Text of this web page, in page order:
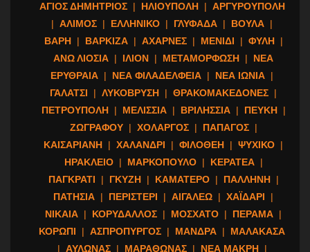
ΑΓΙΟΣ ΔΗΜΗΤΡΙΟΣ | ΗΛΙΟΥΠΟΛΗ | ΑΡΓΥΡΟΥΠΟΛΗ
| ΑΛΙΜΟΣ | ΕΛΛΗΝΙΚΟ | ΓΛΥΦΑΔΑ | ΒΟΥΛΑ |
ΒΑΡΗ | ΒΑΡΚΙΖΑ | ΑΧΑΡΝΕΣ | ΜΕΝΙΔΙ | ΦΥΛΗ |
ΑΝΩ ΛΙΟΣΙΑ | ΙΛΙΟΝ | ΜΕΤΑΜΟΡΦΩΣΗ |
ΝΕΑ
ΕΡΥΘΡΑΙΑ | ΝΕΑ ΦΙΛΑΔΕΛΦΕΙΑ | ΝΕΑ ΙΩΝΙΑ |
ΓΑΛΑΤΣΙ
| ΛΥΚΟΒΡΥΣΗ | ΘΡΑΚΟΜΑΚΕΔΟΝΕΣ |
ΠΕΤΡΟΥΠΟΛΗ | ΜΕΛΙΣΣΙΑ | ΒΡΙΛΗΣΣΙΑ | ΠΕΥΚΗ |
ΖΩΓΡΑΦΟΥ | ΧΟΛΑΡΓΟΣ | ΠΑΠΑΓΟΣ |
ΚΑΙΣΑΡΙΑΝΗ | ΧΑΛΑΝΔΡΙ | ΦΙΛΟΘΕΗ | ΨΥΧΙΚΟ |
ΗΡΑΚΛΕΙΟ | ΜΑΡΚΟΠΟΥΛΟ | ΚΕΡΑΤΕΑ |
ΠΑΓΚΡΑΤΙ
| ΓΚΥΖΗ | ΚΑΜΑΤΕΡΟ | ΠΑΛΛΗΝΗ |
ΠΑΤΗΣΙΑ | ΠΕΡΙΣΤΕΡΙ | ΑΙΓΑΛΕΩ | ΧΑΪΔΑΡΙ
|
ΝΙΚΑΙΑ | ΚΟΡΥΔΑΛΛΟΣ | ΜΟΣΧΑΤΟ | ΠΕΡΑΜΑ |
ΚΟΡΩΠΙ
| ΑΣΠΡΟΠΥΡΓΟΣ | ΜΑΝΔΡΑ |
ΜΑΛΑΚΑΣΑ
| ΑΥΛΩΝΑΣ | ΜΑΡΑΘΩΝΑΣ | ΝΕΑ ΜΑΚΡΗ |